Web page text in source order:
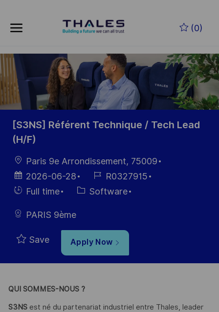
(0)
-
[S3NS] Référent Technique / Tech Lead
(H/F)
LocationParis 9e Arrondissement, 75009
Posted
Date
2026-06-28
Job
Id
R0327915
HiringFull time Category
Software
PARIS 9ème
Save Apply Now
QUI SOMMES-NOUS ?
S3NSest né du partenariat industriel entre Thales, leader